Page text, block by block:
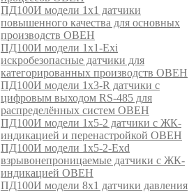
ПД100И модели 1х1 датчики
повышенного качества для основных
производств ОВЕН
ПД100И модели 1х1-Exi
искробезопасные датчики для
категорированных производств ОВЕН
ПД100И модели 1х3-R датчики с
цифровым выходом RS-485 для
распределённых систем ОВЕН
ПД100И модели 1х5-2 датчики с ЖК-
индикацией и перенастройкой ОВЕН
ПД100И модели 1х5-2-Exd
взрывонепроницаемые датчики с ЖК-
индикацией ОВЕН
ПД100И модели 8х1 датчики давления